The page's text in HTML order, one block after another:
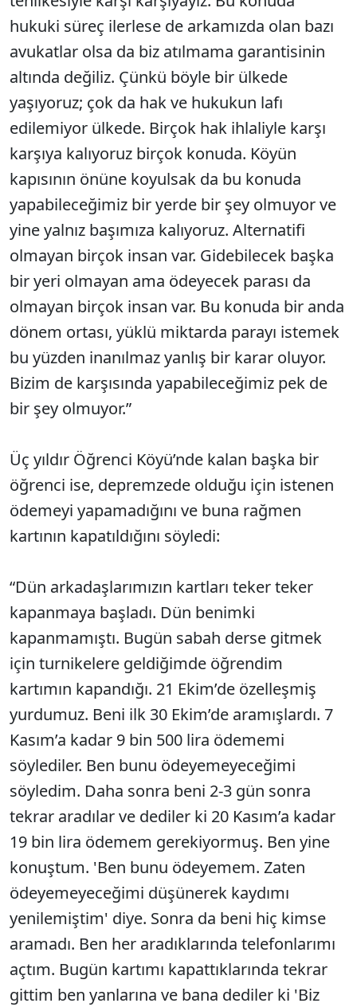
hukuki süreç ilerlese de arkamızda olan bazı
avukatlar olsa da biz atılmama garantisinin
altında değiliz. Çünkü böyle bir ülkede
yaşıyoruz; çok da hak ve hukukun lafı
edilemiyor ülkede. Birçok hak ihlaliyle karşı
karşıya kalıyoruz birçok konuda. Köyün
kapısının önüne koyulsak da bu konuda
yapabileceğimiz bir yerde bir şey olmuyor ve
yine yalnız başımıza kalıyoruz. Alternatifi
olmayan birçok insan var. Gidebilecek başka
bir yeri olmayan ama ödeyecek parası da
olmayan birçok insan var. Bu konuda bir anda
dönem ortası, yüklü miktarda parayı istemek
bu yüzden inanılmaz yanlış bir karar oluyor.
Bizim de karşısında yapabileceğimiz pek de
bir şey olmuyor.”
Üç yıldır Öğrenci Köyü’nde kalan başka bir
öğrenci ise, depremzede olduğu için istenen
ödemeyi yapamadığını ve buna rağmen
kartının kapatıldığını söyledi:
“Dün arkadaşlarımızın kartları teker teker
kapanmaya başladı. Dün benimki
kapanmamıştı. Bugün sabah derse gitmek
için turnikelere geldiğimde öğrendim
kartımın kapandığı. 21 Ekim’de özelleşmiş
yurdumuz. Beni ilk 30 Ekim’de aramışlardı. 7
Kasım’a kadar 9 bin 500 lira ödememi
söylediler. Ben bunu ödeyemeyeceğimi
söyledim. Daha sonra beni 2-3 gün sonra
tekrar aradılar ve dediler ki 20 Kasım’a kadar
19 bin lira ödemem gerekiyormuş. Ben yine
konuştum. 'Ben bunu ödeyemem. Zaten
ödeyemeyeceğimi düşünerek kaydımı
yenilemiştim' diye. Sonra da beni hiç kimse
aramadı. Ben her aradıklarında telefonlarımı
açtım. Bugün kartımı kapattıklarında tekrar
gittim ben yanlarına ve bana dediler ki 'Biz